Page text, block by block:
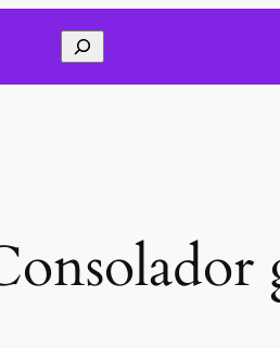
Buscar